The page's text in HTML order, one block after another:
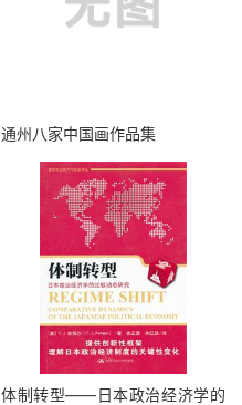
通州八家中国画作品集
体制转型——日本政治经济学的